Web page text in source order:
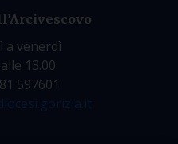
a venerdì
13.00
597601